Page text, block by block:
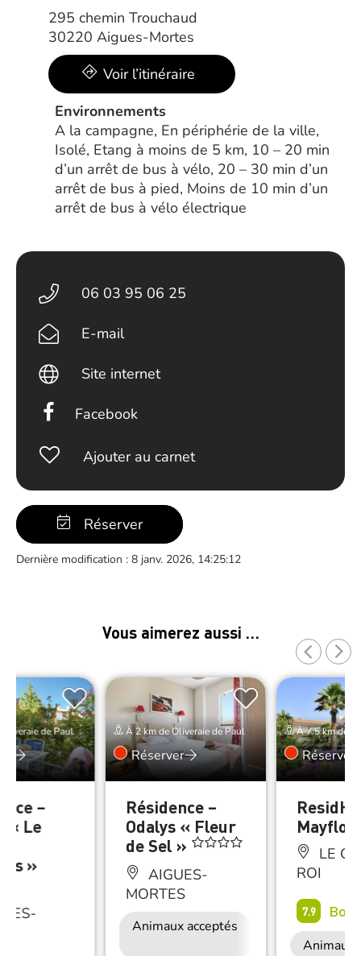
295 chemin Trouchaud
30220 Aigues-Mortes
Voir l’itinéraire
Environnements
A la campagne, En périphérie de la ville,
Isolé, Etang à moins de 5 km, 10 – 20 min
d’un arrêt de bus à vélo, 20 – 30 min d’un
arrêt de bus à pied, Moins de 10 min d’un
arrêt de bus à vélo électrique
06 03 95 06 25
E-mail
Site internet
Facebook
Ajouter au carnet
Réserver
Dernière modification : 8 janv. 2026, 14:25:12
Vous aimerez aussi …
de Paul
–
« Le
»
À 2 km de Oliveraie de Paul
Réserver
Résidence –
Odalys « Fleur
de Sel »
AIGUES-
MORTES
Animaux acceptés
Accès Internet
À 7.5 km de
Réserver
LE
ROI
7.9 Bon
Animaux